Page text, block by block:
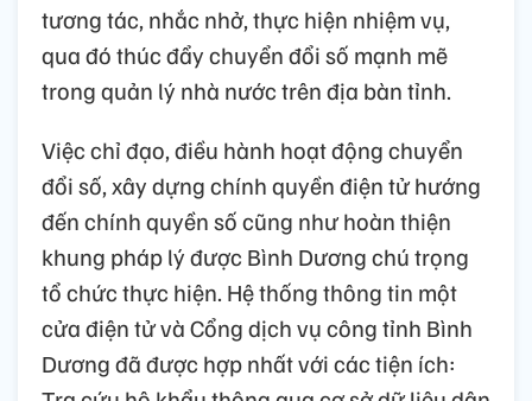
tương tác, nhắc nhở, thực hiện nhiệm vụ,
qua đó thúc đẩy chuyển đổi số mạnh mẽ
trong quản lý nhà nước trên địa bàn tỉnh.
Việc chỉ đạo, điều hành hoạt động chuyển
đổi số, xây dựng chính quyền điện tử hướng
đến chính quyền số cũng như hoàn thiện
khung pháp lý được Bình Dương chú trọng
tổ chức thực hiện. Hệ thống thông tin một
cửa điện tử và Cổng dịch vụ công tỉnh Bình
Dương đã được hợp nhất với các tiện ích: